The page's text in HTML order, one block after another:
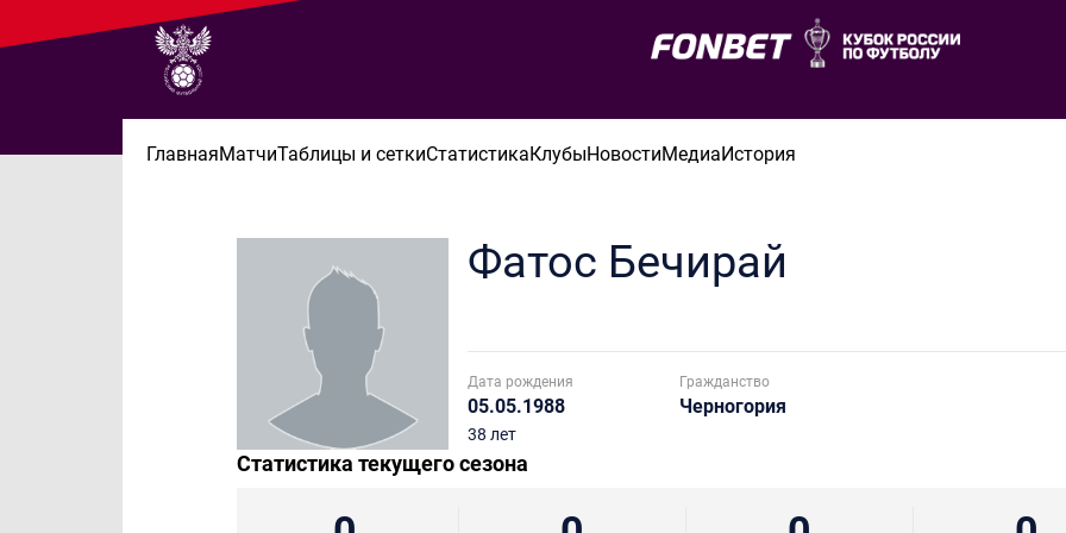
ГлавнаяМатчиТаблицы и сеткиСтатистикаКлубыНовостиМедиаИстория
Фатос Бечирай
Дата рождения
05.05.1988
38 лет
Гражданство
Черногория
Статистика текущего сезона